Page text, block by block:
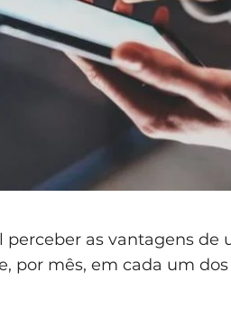
perceber as vantagens
por mês, em cada um